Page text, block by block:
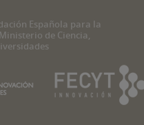
Española para la
de Ciencia,